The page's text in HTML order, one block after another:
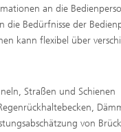
an die
die Bedürfnisse der
kann flexibel über
Straßen und Schienen
von